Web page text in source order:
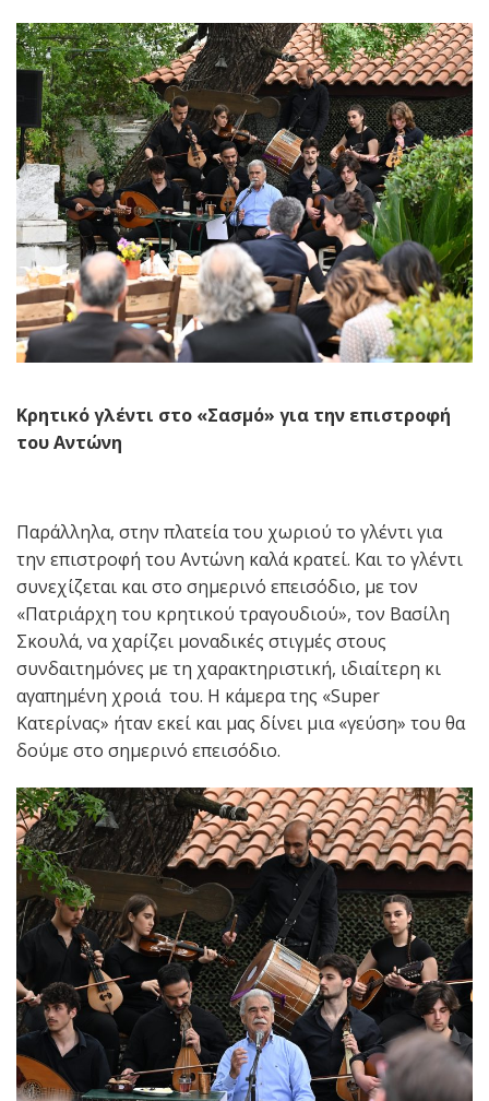
Κρητικό γλέντι στο «Σασμό» για την επιστροφή
του Αντώνη
Παράλληλα, στην πλατεία του χωριού το γλέντι για
την επιστροφή του Αντώνη καλά κρατεί. Και το γλέντι
συνεχίζεται και στο σημερινό επεισόδιο, με τον
«Πατριάρχη του κρητικού τραγουδιού», τον Βασίλη
Σκουλά, να χαρίζει μοναδικές στιγμές στους
συνδαιτημόνες με τη χαρακτηριστική, ιδιαίτερη κι
αγαπημένη χροιά του. Η κάμερα της «Super
Κατερίνας» ήταν εκεί και μας δίνει μια «γεύση» του θα
δούμε στο σημερινό επεισόδιο.